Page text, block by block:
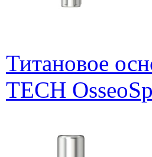
Титановое
TECH